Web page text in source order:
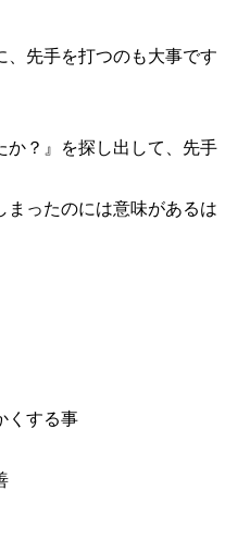
、先手を打つのも大事です
か？』を探し出して、先手
まったのには意味があるは
くする事